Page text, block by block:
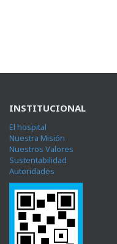
INSTITUCIONAL
El hospital
Nuestra Misión
Nuestros Valores
Sustentabilidad
Autoridades